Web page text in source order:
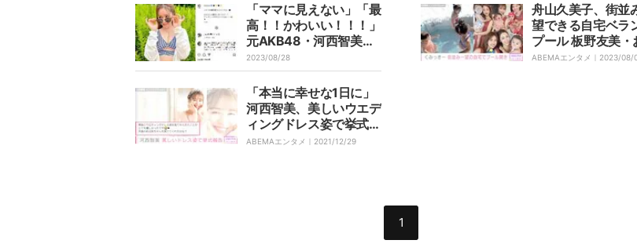
「ママに見えない」「最
高！！かわいい！！！」
元AKB48・河西智美の
大胆＆キュートな水着シ
ョットにファン称賛
2023/08/28
舟山久美子、街並
望できる自宅ベラ
プール 板野友美・
ののからとお揃い
ABEMAエンタメ｜ 2023/08/
「本当に幸せな1日に」
河西智美、美しいウエデ
ィングドレス姿で挙式報
告
ABEMAエンタメ｜ 2021/12/29
1